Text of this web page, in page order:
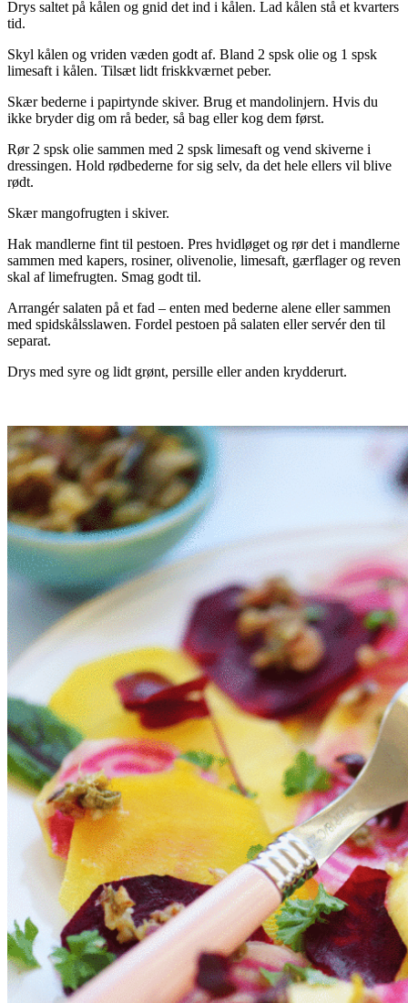
Drys saltet på kålen og gnid det ind i kålen. Lad kålen stå et kvarters
tid.
Skyl kålen og vriden væden godt af. Bland 2 spsk olie og 1 spsk
limesaft i kålen. Tilsæt lidt friskkværnet peber.
Skær bederne i papirtynde skiver. Brug et mandolinjern. Hvis du
ikke bryder dig om rå beder, så bag eller kog dem først.
Rør 2 spsk olie sammen med 2 spsk limesaft og vend skiverne i
dressingen. Hold rødbederne for sig selv, da det hele ellers vil blive
rødt.
Skær mangofrugten i skiver.
Hak mandlerne fint til pestoen. Pres hvidløget og rør det i mandlerne
sammen med kapers, rosiner, olivenolie, limesaft, gærflager og reven
skal af limefrugten. Smag godt til.
Arrangér salaten på et fad – enten med bederne alene eller sammen
med spidskålsslawen. Fordel pestoen på salaten eller servér den til
separat.
Drys med syre og lidt grønt, persille eller anden krydderurt.